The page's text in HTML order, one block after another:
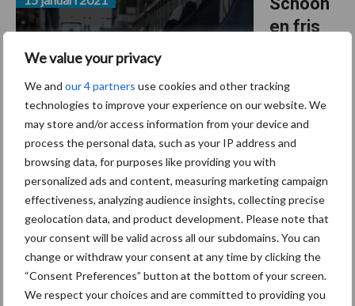
We value your privacy
We and our 4 partners use cookies and other tracking
technologies to improve your experience on our website. We
may store and/or access information from your device and
process the personal data, such as your IP address and
browsing data, for purposes like providing you with
personalized ads and content, measuring marketing campaign
effectiveness, analyzing audience insights, collecting precise
geolocation data, and product development. Please note that
your consent will be valid across all our subdomains. You can
change or withdraw your consent at any time by clicking the
“Consent Preferences” button at the bottom of your screen.
We respect your choices and are committed to providing you
en fris
OxAqua-
waterzui
vering
Maatschap Maat-Hanje uit Joure is een melkveebedrijf met Thijs,
Gerbrig en oudste zoon Douwe aan het roer. Zoon Jelke en
dochters Roelie, Jeltsje en Hielkje werken eveneens mee in het
bedrijf. De melkveehouders doen vrijwel alles ...Lees meer
Een
15 januari 2021